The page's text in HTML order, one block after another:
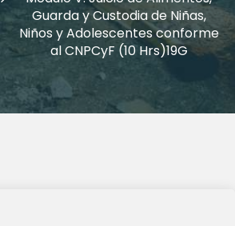
Guarda y Custodia de Niñas,
Niños y Adolescentes conforme
al CNPCyF (10 Hrs)19G